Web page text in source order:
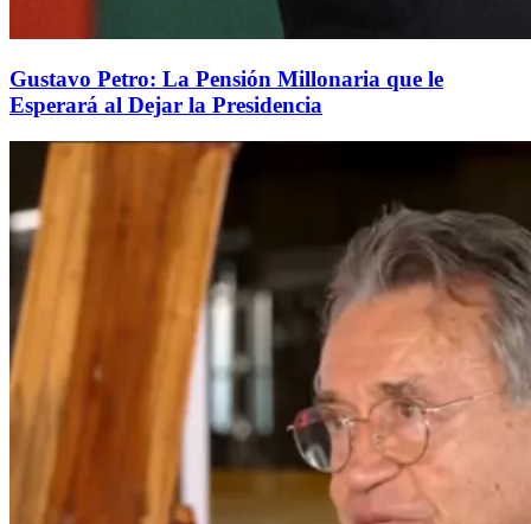
Gustavo Petro: La Pensión Millonaria que le
Esperará al Dejar la Presidencia